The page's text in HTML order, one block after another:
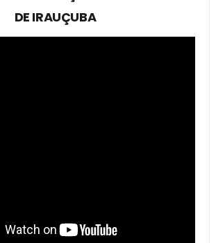
DE IRAUÇUBA